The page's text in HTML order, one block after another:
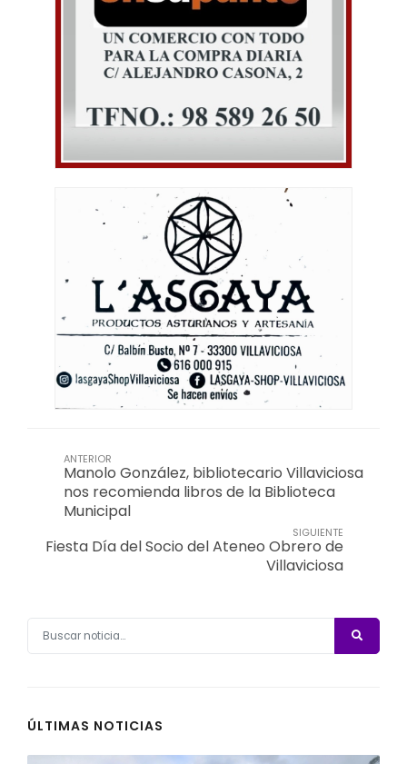
ANTERIOR
Manolo González, bibliotecario Villaviciosa
nos recomienda libros de la Biblioteca
Municipal
SIGUIENTE
Fiesta Día del Socio del Ateneo Obrero de
Villaviciosa
ÚLTIMAS NOTICIAS